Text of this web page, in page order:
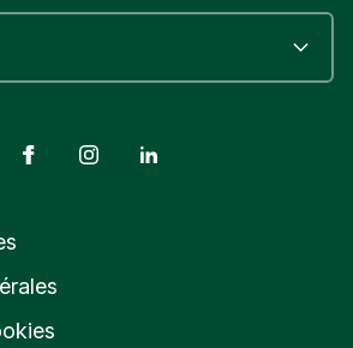
FacebookInstagram